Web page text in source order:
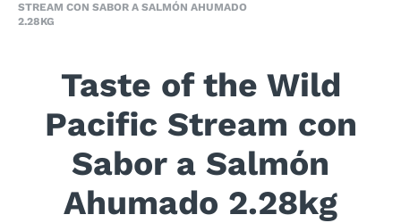
STREAM CON SABOR A SALMÓN AHUMADO
2.28KG
Taste of the Wild
Pacific Stream con
Sabor a Salmón
Ahumado 2.28kg